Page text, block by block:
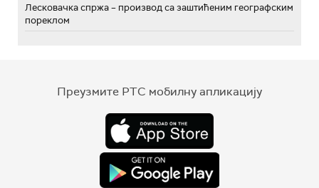
Лесковачка спржа – производ са заштићеним географским
пореклом
Преузмите РТС мобилну апликацију